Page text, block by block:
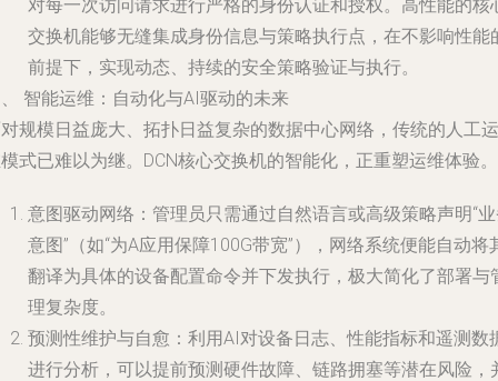
对每一次访问请求进行严格的身份认证和授权。高性能的核
交换机能够无缝集成身份信息与策略执行点，在不影响性能
前提下，实现动态、持续的安全策略验证与执行。
智能运维：自动化与AI驱动的未来
规模日益庞大、拓扑日益复杂的数据中心网络，传统的人工运
式已难以为继。DCN核心交换机的智能化，正重塑运维体验。
意图驱动网络：管理员只需通过自然语言或高级策略声明“
意图”（如“为A应用保障100G带宽”），网络系统便能自动将
翻译为具体的设备配置命令并下发执行，极大简化了部署与
理复杂度。
预测性维护与自愈：利用AI对设备日志、性能指标和遥测数
进行分析，可以提前预测硬件故障、链路拥塞等潜在风险，